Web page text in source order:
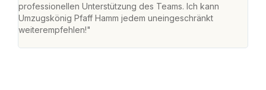
professionellen Unterstützung des Teams. Ich kann
Umzugskönig Pfaff Hamm jedem uneingeschränkt
weiterempfehlen!"